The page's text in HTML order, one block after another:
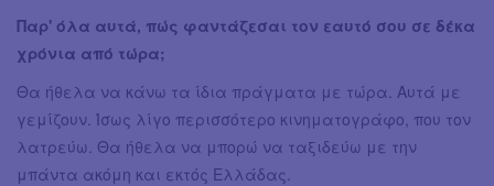
Παρ' όλα αυτά, πώς φαντάζεσαι τον εαυτό σου σε δέκα
χρόνια από τώρα;
Θα ήθελα να κάνω τα ίδια πράγματα με τώρα. Αυτά με
γεμίζουν. Ίσως λίγο περισσότερο κινηματογράφο, που τον
λατρεύω. Θα ήθελα να μπορώ να ταξιδεύω με την
μπάντα ακόμη και εκτός Ελλάδας.